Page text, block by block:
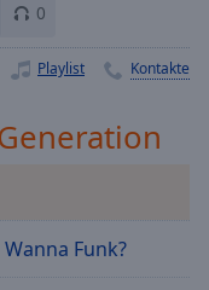
0
Playlist Kontakte
Wanna Funk?